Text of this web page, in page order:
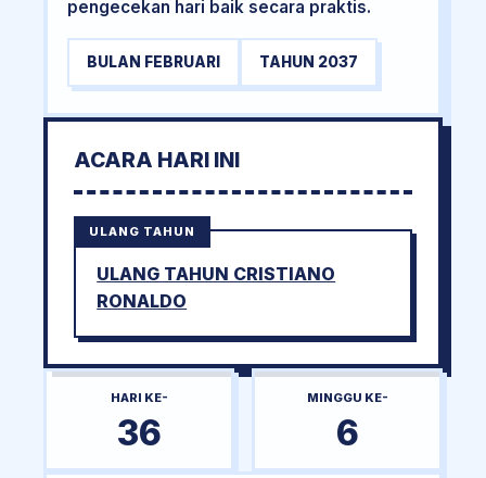
pengecekan hari baik secara praktis.
BULAN FEBRUARI TAHUN 2037
ACARA HARI INI
ULANG TAHUN
ULANG TAHUN CRISTIANO
RONALDO
HARI KE-
36
MINGGU KE-
6